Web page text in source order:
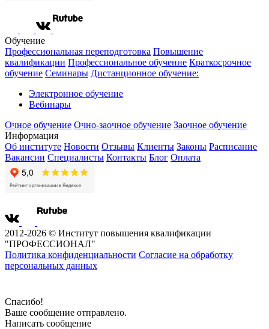
Обучение
Профессиональная переподготовка Повышение
квалификации Профессиональное обучение Краткосрочное
обучение Семинары Дистанционное обучение:
Электронное обучение
Вебинары
Очное обучение Очно-заочное обучение Заочное обучение
Информация
Об институте Новости Отзывы Клиенты Законы Расписание
Вакансии Специалисты Контакты Блог Оплата
2012-2026 © Институт повышения квалификации
"ПРОФЕССИОНАЛ"
Политика конфиденциальности Согласие на обработку
персональных данных
Спасибо!
Ваше сообщение отправлено.
Написать сообщение